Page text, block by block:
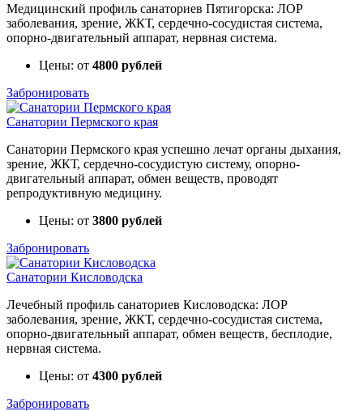
Медицинский профиль санаториев Пятигорска: ЛОР
заболевания, зрение, ЖКТ, сердечно-сосудистая система,
опорно-двигательный аппарат, нервная система.
Цены: от 4800 рублей
Забронировать
Санатории Пермского края
Санатории Пермского края успешно лечат органы дыхания,
зрение, ЖКТ, сердечно-сосудистую систему, опорно-
двигательный аппарат, обмен веществ, проводят
репродуктивную медицину.
Цены: от 3800 рублей
Забронировать
Санатории Кисловодска
Лечебный профиль санаториев Кисловодска: ЛОР
заболевания, зрение, ЖКТ, сердечно-сосудистая система,
опорно-двигательный аппарат, обмен веществ, бесплодие,
нервная система.
Цены: от 4300 рублей
Забронировать